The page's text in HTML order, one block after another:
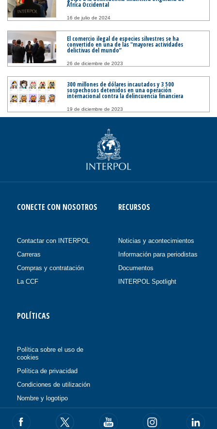
África Occidental
16 de julio de 2024
El comercio ilegal de especies silvestres se ha
convertido en una de las "mayores actividades
delictivas del mundo”
26 de diciembre de 2023
300 millones de dólares incautados y 3 500
sospechosos detenidos en una operación
internacional contra la delincuencia financiera
19 de diciembre de 2023
CONECTE CON NOSOTROS
Contactar con INTERPOL
Carreras
Compras y contratación
La CCF
RECURSOS
Noticias y acontecimientos
Información para periodistas
Documentos
INTERPOL Spotlight
POLÍTICAS
Política sobre el uso de
cookies
Política de privacidad
Condiciones de utilización
Nombre y logotipo